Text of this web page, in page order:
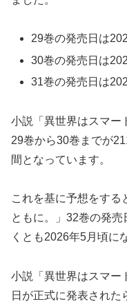
29巻の発売日は
30巻の発売日は
31巻の発売日は
小説「異世界はスマー
29巻から30巻までが
間となっています。
これを基に予想をする
ともに。」32巻の発
くとも2026年5月頃に
小説「異世界はスマー
日が正式に発表された